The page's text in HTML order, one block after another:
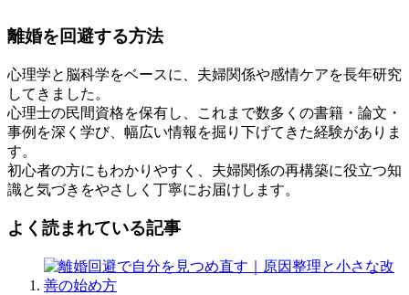
ー
ー
ド
離婚を回避する方法
心理学と脳科学をベースに、夫婦関係や感情ケアを長年研究
してきました。
心理士の民間資格を保有し、これまで数多くの書籍・論文・
事例を深く学び、幅広い情報を掘り下げてきた経験がありま
す。
初心者の方にもわかりやすく、夫婦関係の再構築に役立つ知
識と気づきをやさしく丁寧にお届けします。
よく読まれている記事